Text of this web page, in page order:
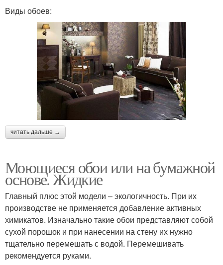
Виды обоев:
читать дальше →
Моющиеся обои или на бумажной
основе. Жидкие
Главный плюс этой модели – экологичность. При их
производстве не применяется добавление активных
химикатов. Изначально такие обои представляют собой
сухой порошок и при нанесении на стену их нужно
тщательно перемешать с водой. Перемешивать
рекомендуется руками.